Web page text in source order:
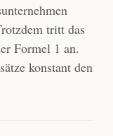
tritt das
Formel 1 an.
konstant den